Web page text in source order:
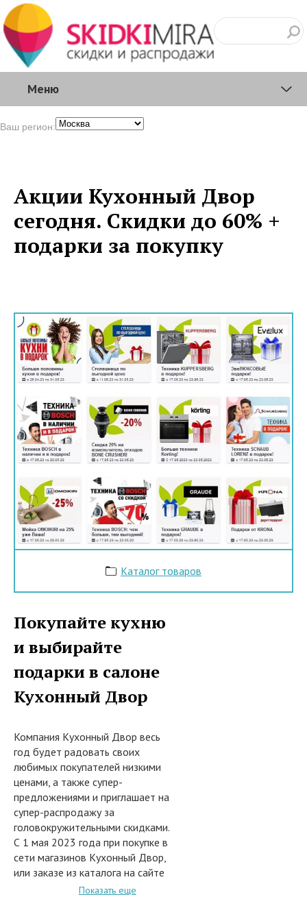
Меню
Ваш регион:
Акции Кухонный Двор
сегодня. Скидки до 60% +
подарки за покупку
Каталог товаров
Покупайте кухню
и выбирайте
подарки в салоне
Кухонный Двор
Компания Кухонный Двор весь
год будет радовать своих
любимых покупателей низкими
ценами, а также супер-
предложениями и приглашает на
супер-распродажу за
головокружительными скидками.
С 1 мая 2023 года при покупке в
сети магазинов Кухонный Двор,
или заказе из каталога на сайте
интернет-магазина www.kuxni.net
Показать еще